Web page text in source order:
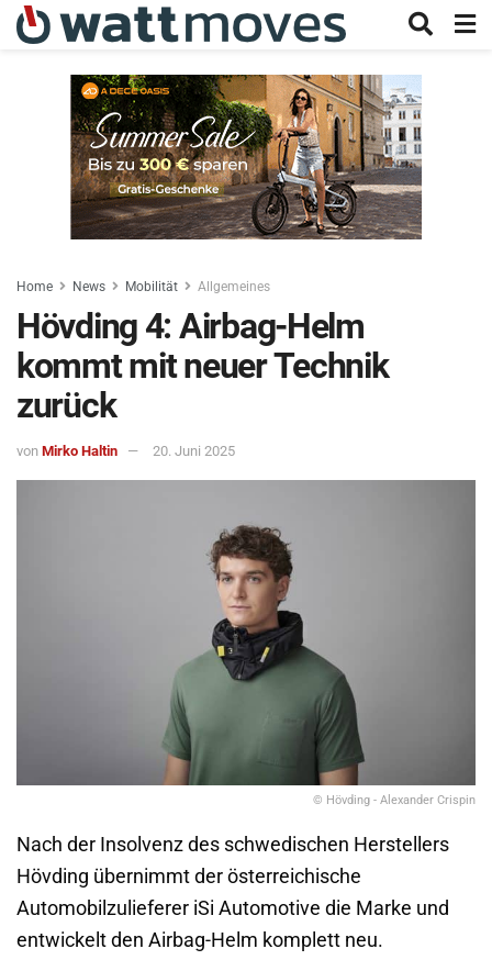
Home News Mobilität Allgemeines
Hövding 4: Airbag-Helm
kommt mit neuer Technik
zurück
von Mirko Haltin 20. Juni 2025
© Hövding - Alexander Crispin
Nach der Insolvenz des schwedischen Herstellers
Hövding übernimmt der österreichische
Automobilzulieferer iSi Automotive die Marke und
entwickelt den Airbag-Helm komplett neu.